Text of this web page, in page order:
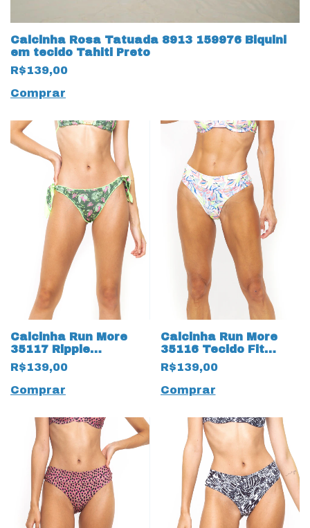
Calcinha Rosa Tatuada 8913 159976 Biquini
em tecido Tahiti Preto
R$139,00
Comprar
Calcinha Run More
35117 Ripple
Reversível Verde
R$139,00
Comprar
Calcinha Run More
35116 Tecido Fit
Fresh Estampado
Verde
R$139,00
Comprar